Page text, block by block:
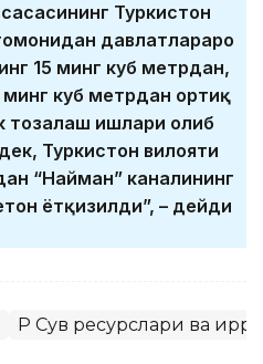
Туркистон
давлатлараро
15 минг куб метрдан,
минг куб метрдан ортиқ
тозалаш ишлари олиб
Туркистон вилояти
“Найман” каналининг
ётқизилди”, – дейди
ҚР Сув ресурслари ва